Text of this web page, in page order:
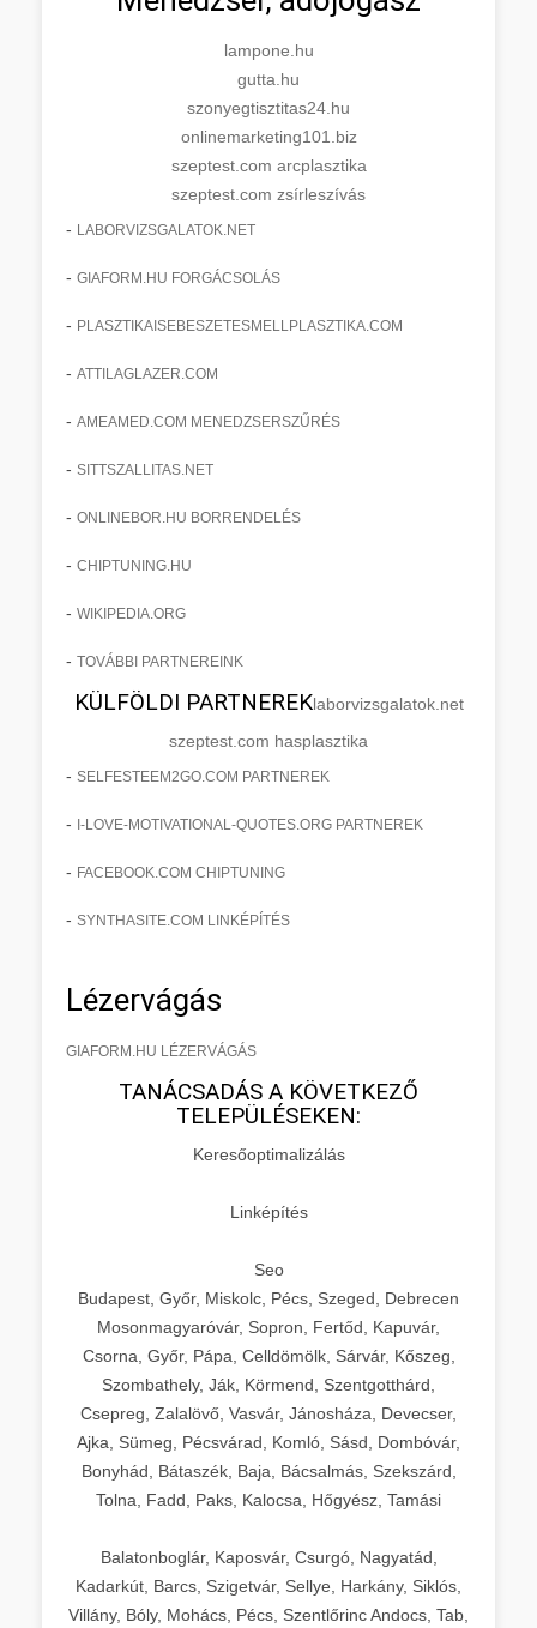
lampone.hu
gutta.hu
szonyegtisztitas24.hu
onlinemarketing101.biz
szeptest.com arcplasztika
szeptest.com zsírleszívás
- LABORVIZSGALATOK.NET
- GIAFORM.HU FORGÁCSOLÁS
- PLASZTIKAISEBESZETESMELLPLASZTIKA.COM
- ATTILAGLAZER.COM
- AMEAMED.COM MENEDZSERSZŰRÉS
- SITTSZALLITAS.NET
- ONLINEBOR.HU BORRENDELÉS
- CHIPTUNING.HU
- WIKIPEDIA.ORG
- TOVÁBBI PARTNEREINK
KÜLFÖLDI PARTNEREKlaborvizsgalatok.net
szeptest.com hasplasztika
- SELFESTEEM2GO.COM PARTNEREK
- I-LOVE-MOTIVATIONAL-QUOTES.ORG PARTNEREK
- FACEBOOK.COM CHIPTUNING
- SYNTHASITE.COM LINKÉPÍTÉS
Lézervágás
GIAFORM.HU LÉZERVÁGÁS
TANÁCSADÁS A KÖVETKEZŐ
TELEPÜLÉSEKEN:
Keresőoptimalizálás
Linképítés
Seo
Budapest, Győr, Miskolc, Pécs, Szeged, Debrecen
Mosonmagyaróvár, Sopron, Fertőd, Kapuvár,
Csorna, Győr, Pápa, Celldömölk, Sárvár, Kőszeg,
Szombathely, Ják, Körmend, Szentgotthárd,
Csepreg, Zalalövő, Vasvár, Jánosháza, Devecser,
Ajka, Sümeg, Pécsvárad, Komló, Sásd, Dombóvár,
Bonyhád, Bátaszék, Baja, Bácsalmás, Szekszárd,
Tolna, Fadd, Paks, Kalocsa, Hőgyész, Tamási
Balatonboglár, Kaposvár, Csurgó, Nagyatád,
Kadarkút, Barcs, Szigetvár, Sellye, Harkány, Siklós,
Villány, Bóly, Mohács, Pécs, Szentlőrinc Andocs, Tab,